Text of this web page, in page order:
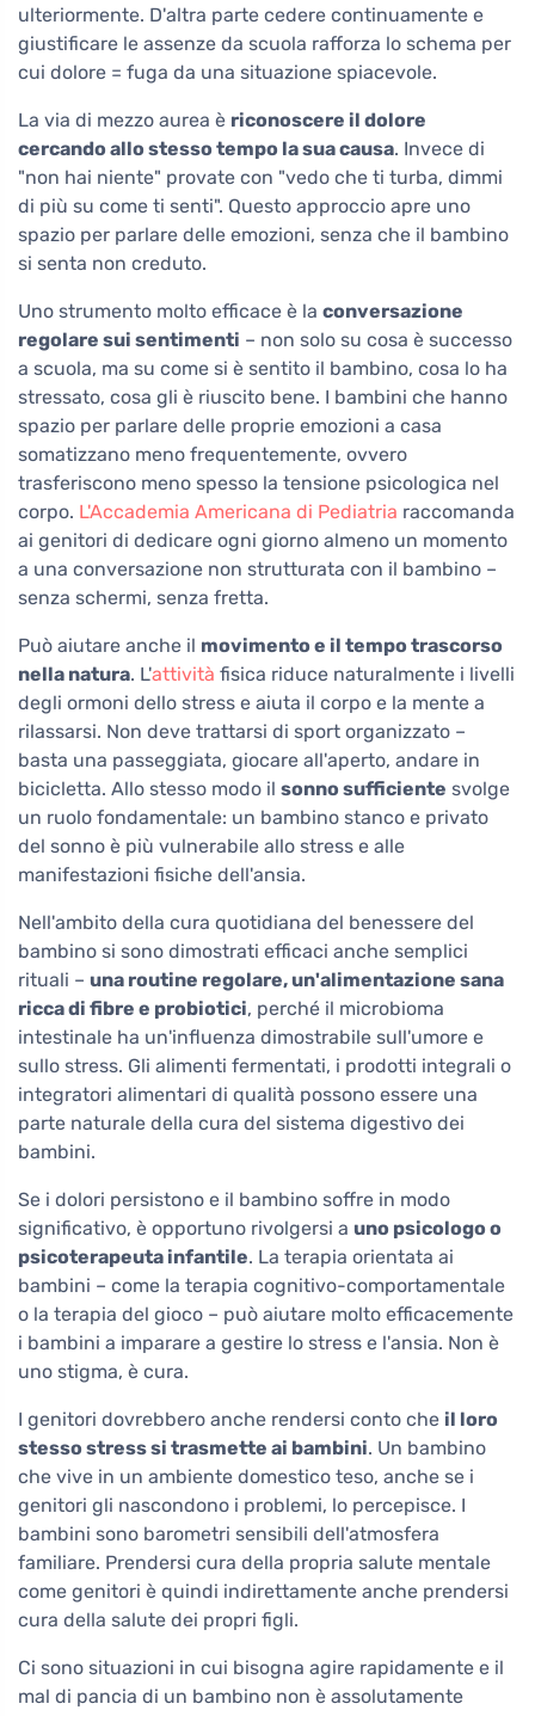
ulteriormente. D'altra parte cedere continuamente e
giustificare le assenze da scuola rafforza lo schema per
cui dolore = fuga da una situazione spiacevole.
La via di mezzo aurea è riconoscere il dolore
cercando allo stesso tempo la sua causa. Invece di
"non hai niente" provate con "vedo che ti turba, dimmi
di più su come ti senti". Questo approccio apre uno
spazio per parlare delle emozioni, senza che il bambino
si senta non creduto.
Uno strumento molto efficace è la conversazione
regolare sui sentimenti – non solo su cosa è successo
a scuola, ma su come si è sentito il bambino, cosa lo ha
stressato, cosa gli è riuscito bene. I bambini che hanno
spazio per parlare delle proprie emozioni a casa
somatizzano meno frequentemente, ovvero
trasferiscono meno spesso la tensione psicologica nel
corpo. L'Accademia Americana di Pediatria raccomanda
ai genitori di dedicare ogni giorno almeno un momento
a una conversazione non strutturata con il bambino –
senza schermi, senza fretta.
Può aiutare anche il movimento e il tempo trascorso
nella natura. L'attività fisica riduce naturalmente i livelli
degli ormoni dello stress e aiuta il corpo e la mente a
rilassarsi. Non deve trattarsi di sport organizzato –
basta una passeggiata, giocare all'aperto, andare in
bicicletta. Allo stesso modo il sonno sufficiente svolge
un ruolo fondamentale: un bambino stanco e privato
del sonno è più vulnerabile allo stress e alle
manifestazioni fisiche dell'ansia.
Nell'ambito della cura quotidiana del benessere del
bambino si sono dimostrati efficaci anche semplici
rituali – una routine regolare, un'alimentazione sana
ricca di fibre e probiotici, perché il microbioma
intestinale ha un'influenza dimostrabile sull'umore e
sullo stress. Gli alimenti fermentati, i prodotti integrali o
integratori alimentari di qualità possono essere una
parte naturale della cura del sistema digestivo dei
bambini.
Se i dolori persistono e il bambino soffre in modo
significativo, è opportuno rivolgersi a uno psicologo o
psicoterapeuta infantile. La terapia orientata ai
bambini – come la terapia cognitivo-comportamentale
o la terapia del gioco – può aiutare molto efficacemente
i bambini a imparare a gestire lo stress e l'ansia. Non è
uno stigma, è cura.
I genitori dovrebbero anche rendersi conto che il loro
stesso stress si trasmette ai bambini. Un bambino
che vive in un ambiente domestico teso, anche se i
genitori gli nascondono i problemi, lo percepisce. I
bambini sono barometri sensibili dell'atmosfera
familiare. Prendersi cura della propria salute mentale
come genitori è quindi indirettamente anche prendersi
cura della salute dei propri figli.
Ci sono situazioni in cui bisogna agire rapidamente e il
mal di pancia di un bambino non è assolutamente